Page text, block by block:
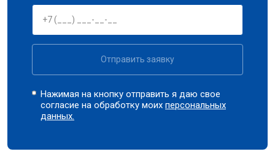
Отправить заявку
Нажимая на кнопку отправить я даю свое
согласие на обработку моихперсональных
данных.